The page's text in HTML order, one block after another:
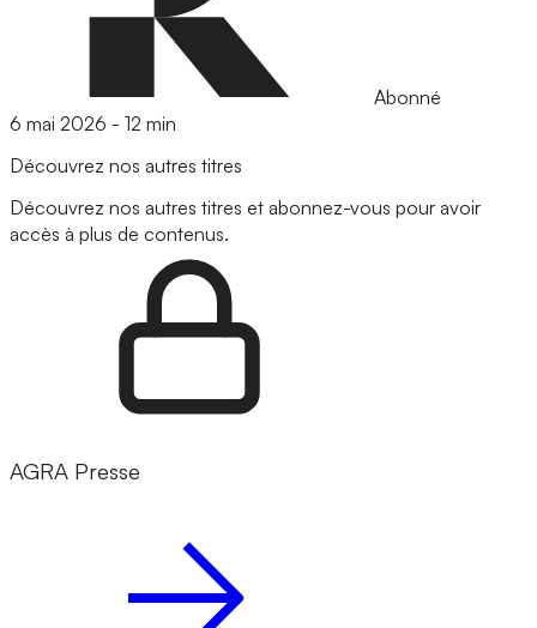
Abonné
6 mai 2026 - 12 min
Découvrez nos autres titres
Découvrez nos autres titres et abonnez-vous pour avoir
accès à plus de contenus.
AGRA Presse